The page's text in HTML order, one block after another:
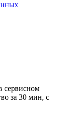
сервисном
за 30 мин, с